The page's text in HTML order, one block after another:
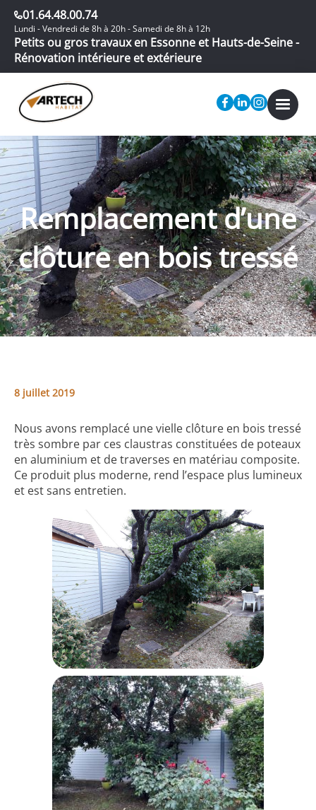
01.64.48.00.74
Lundi - Vendredi de 8h à 20h - Samedi de 8h à 12h
Petits ou gros travaux en Essonne et Hauts-de-Seine -
Rénovation intérieure et extérieure
Remplacement d’une
clôture en bois tressé
8 juillet 2019
Nous avons remplacé une vielle clôture en bois tressé
très sombre par ces claustras constituées de poteaux
en aluminium et de traverses en matériau composite.
Ce produit plus moderne, rend l’espace plus lumineux
et est sans entretien.